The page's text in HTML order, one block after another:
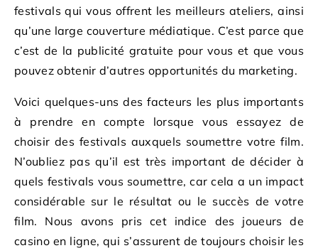
festivals qui vous offrent les meilleurs ateliers, ainsi
qu’une large couverture médiatique. C’est parce que
c’est de la publicité gratuite pour vous et que vous
pouvez obtenir d’autres opportunités du marketing.
Voici quelques-uns des facteurs les plus importants
à prendre en compte lorsque vous essayez de
choisir des festivals auxquels soumettre votre film.
N’oubliez pas qu’il est très important de décider à
quels festivals vous soumettre, car cela a un impact
considérable sur le résultat ou le succès de votre
film. Nous avons pris cet indice des joueurs de
casino en ligne, qui s’assurent de toujours choisir les